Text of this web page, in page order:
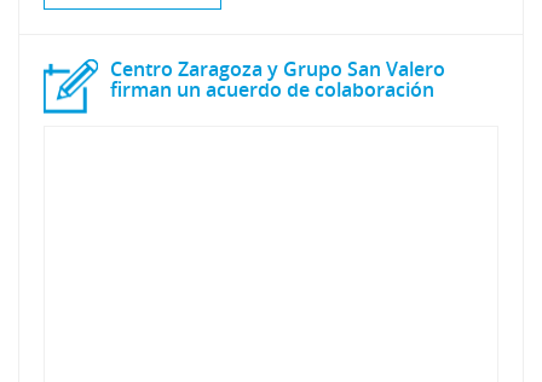
Centro Zaragoza y Grupo San Valero
firman un acuerdo de colaboración